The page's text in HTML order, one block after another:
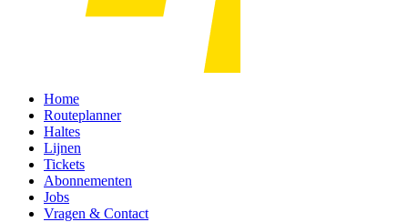
Home
Routeplanner
Haltes
Lijnen
Tickets
Abonnementen
Jobs
Vragen & Contact